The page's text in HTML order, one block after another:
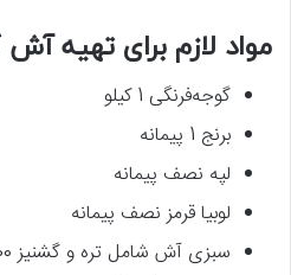
مواد لازم برای تهیه آش
گوجه‌فرنگی 1 کیلو
برنج 1 پیمانه
لپه نصف پیمانه
لوبیا قرمز نصف پیمانه
سبزی آش شامل تره و گشنیز 400 گرم